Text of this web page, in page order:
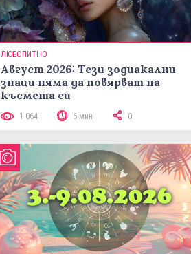
ЛЮБОПИТНО
Август 2026: Тези зодиакални
знаци няма да повярват на
късмета си
1 064 6 мин 0